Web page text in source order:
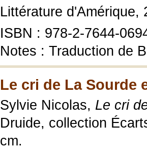
Littérature d'Amérique,
ISBN : 978-2-7644-
Notes : Traduction de
Le cri de La Sourde
Sylvie Nicolas, Le cri
Druide, collection
cm.